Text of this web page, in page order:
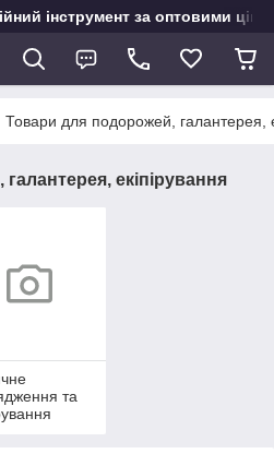
інструмент за оптовими
Товари для подорожей, галантерея,
екіпірування
та